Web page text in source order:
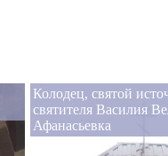
Колодец, святой
святителя Василия
Афанасьевка